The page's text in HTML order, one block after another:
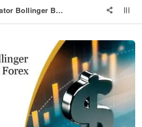
Indikator Bollinger Bands dalam Forex Trading